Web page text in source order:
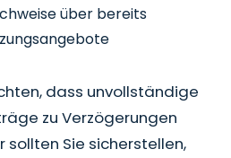
über bereits
dass unvollständige
zu Verzögerungen
sollten Sie sicherstellen,